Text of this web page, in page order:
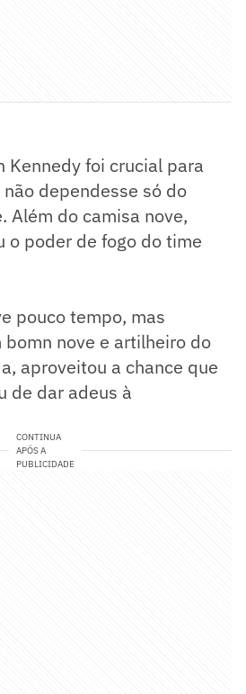
Kennedy foi crucial para
dependesse só do
Além do camisa nove,
o poder de fogo do time
pouco tempo, mas
bomn nove e artilheiro do
aproveitou a chance que
de dar adeus à
CONTINUA
APÓS A
PUBLICIDADE